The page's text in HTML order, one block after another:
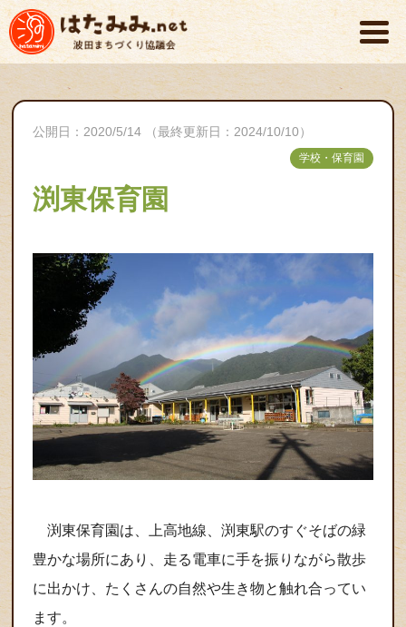
公開日：2020/5/14 （最終更新日：2024/10/10）
学校・保育園
渕東保育園
渕東保育園は、上高地線、渕東駅のすぐそばの緑
豊かな場所にあり、走る電車に手を振りながら散歩
に出かけ、たくさんの自然や生き物と触れ合ってい
ます。